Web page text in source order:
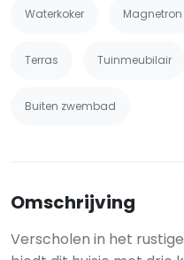
Waterkoker Magnetron
Terras Tuinmeubilair
Buiten zwembad
Omschrijving
Verscholen in het